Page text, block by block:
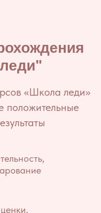
«Школа леди»
положительные